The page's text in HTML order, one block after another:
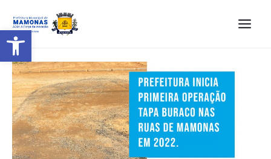
Barra de Ferramentas Aberta